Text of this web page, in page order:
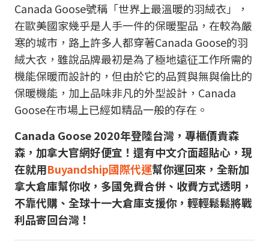
Canada Goose號稱「世界上最溫暖的羽絨衣」，
在歐美國家幾乎是人手一件的保暖聖品，在較為嚴
寒的城市，路上許多人都穿著Canada Goose的羽
絨大衣，雖說品牌最初是為了極地遠征工作所需的
機能保暖而設計的，但由於它的品質與無與倫比的
保暖機能，加上品味非凡的外型設計，Canada
Goose在市場上已經如精品一般的存在。
Canada Goose 2020年登陸台灣，專櫃價貴森
森，加拿大官網好便宜！還有中文介面超貼心，現
在就用Buyandship國際代運幫你運回來， 全新加
拿大倉庫幫你收，多國免費合併、收費方式透明，
不靠代購、全球十一大倉庫支援你，輕輕鬆鬆將戰
利品寄回台灣！